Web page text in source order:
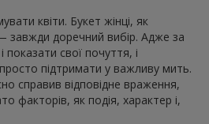
квіти. Букет жінці, як
завжди доречний вибір. Адже за
свої почуття, і
підтримати у важливу мить.
справив відповідне враження,
факторів, як подія, характер і,